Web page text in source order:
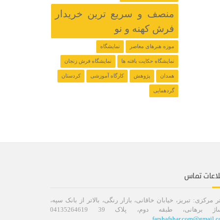
منصف و سریع ترین خریدار
فرش کهنه و نو
موزه هنرهای معاصر نمایشگاه
نمایشگاه حکایت بافته ها نمایشگاه فرش زنجان
همدان پژوهش کارگاه آموزشی کردستان
گردهمایی
تماس
مرکزی: تبریز، خیابان خاقانی، بازار رنگی، بالاتر از بانک سپه،
برهانی، طبقه دوم، پلاک 39 04135264619